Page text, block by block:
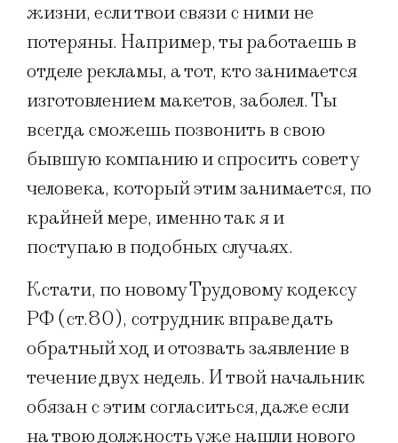
жизни, если твои связи с ними не
потеряны. Например, ты работаешь в
отделе рекламы, а тот, кто занимается
изготовлением макетов, заболел. Ты
всегда сможешь позвонить в свою
бывшую компанию и спросить совет у
человека, который этим занимается, по
крайней мере, именно так я и
поступаю в подобных случаях.
Кстати, по новому Трудовому кодексу
РФ (ст.80), сотрудник вправе дать
обратный ход и отозвать заявление в
течение двух недель. И твой начальник
обязан с этим согласиться, даже если
на твою должность уже нашли нового